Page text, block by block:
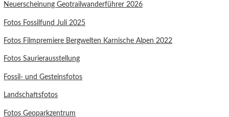
Neuerscheinung Geotrailwanderführer 2026
Fotos Fossilfund Juli 2025
Fotos Filmpremiere Bergwelten Karnische Alpen 2022
Fotos Saurierausstellung
Fossil- und Gesteinsfotos
Landschaftsfotos
Fotos Geoparkzentrum